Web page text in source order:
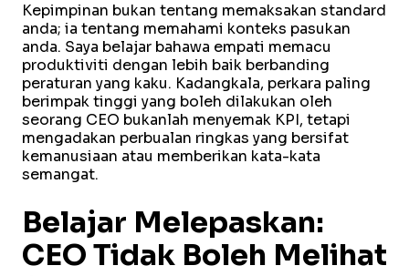
Kepimpinan bukan tentang memaksakan standard
anda; ia tentang memahami konteks pasukan
anda. Saya belajar bahawa empati memacu
produktiviti dengan lebih baik berbanding
peraturan yang kaku. Kadangkala, perkara paling
berimpak tinggi yang boleh dilakukan oleh
seorang CEO bukanlah menyemak KPI, tetapi
mengadakan perbualan ringkas yang bersifat
kemanusiaan atau memberikan kata-kata
semangat.
Belajar Melepaskan:
CEO Tidak Boleh Melihat